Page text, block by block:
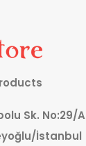
Sk. No:29/A
İstanbul